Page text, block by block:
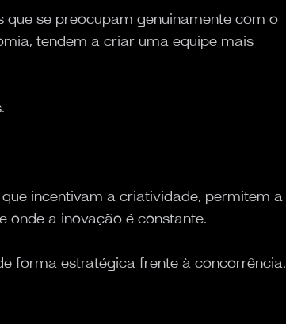
se preocupam genuinamente com o
tendem a criar uma equipe mais
incentivam a criatividade, permitem a
onde a inovação é constante.
forma estratégica frente à concorrência.